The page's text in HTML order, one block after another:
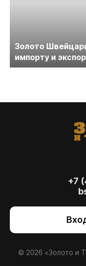
Золото
импорту и
+7
© 2026 «Золото и
также для
сайт, вы даете